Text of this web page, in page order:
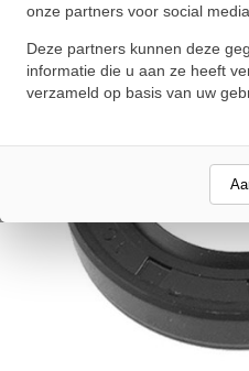
onze partners voor social
Deze partners kunnen deze
informatie die u aan ze heeft
verzameld op basis van uw